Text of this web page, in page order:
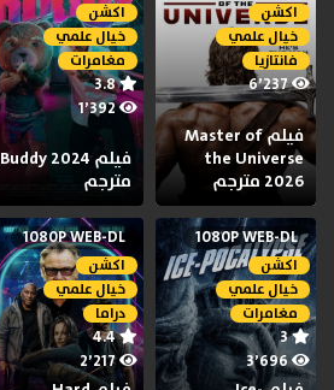
اكشن
خيال علمي
فانتازيا
6٬237
فيلم Master of
the Universe
2026 مترجم
اكشن
خيال علمي
مغامرات
3.8
1٬392
فيلم Buddy 2024
مترجم
1080P WEB-DL
اكشن
خيال علمي
مغامرات
3
3٬696
1080P WEB-DL
اكشن
خيال علمي
دراما
4.4
2٬217